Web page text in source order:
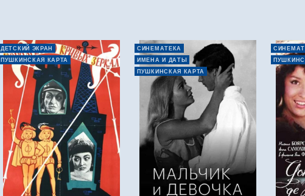
ДЕТСКИЙ ЭКРАН
ПУШКИНСКАЯ КАРТА
СИНЕМАТЕКА
ИМЕНА И ДАТЫ
ПУШКИНСКАЯ КАРТА